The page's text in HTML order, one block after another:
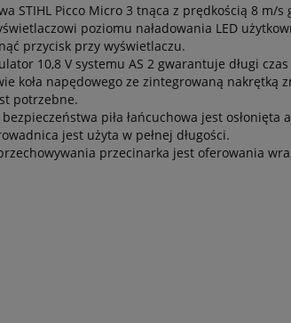
STIHL Picco Micro 3 tnąca z prędkością 8
poziomu naładowania LED
przycisk przy wyświetlaczu.
10,8 V systemu AS 2 gwarantuje długi
koła napędowego ze zintegrowaną nakrętką
potrzebne.
piła łańcuchowa jest
jest użyta w pełnej długości.
przecinarka jest oferowania